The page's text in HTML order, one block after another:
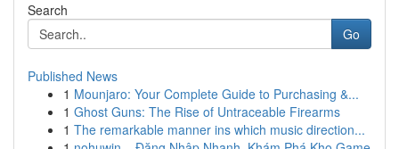
Search
Go
Published News
1 Mounjaro: Your Complete Guide to Purchasing &...
1 Ghost Guns: The Rise of Untraceable Firearms
1 The remarkable manner ins which music direction...